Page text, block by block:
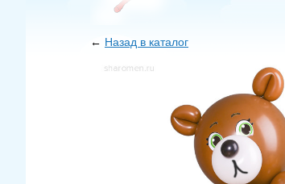
← Назад в каталог